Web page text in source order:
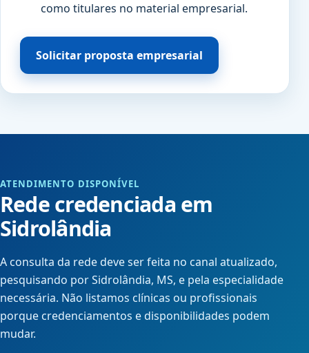
como titulares no material empresarial.
Solicitar proposta empresarial
ATENDIMENTO DISPONÍVEL
Rede credenciada em
Sidrolândia
A consulta da rede deve ser feita no canal atualizado,
pesquisando por Sidrolândia, MS, e pela especialidade
necessária. Não listamos clínicas ou profissionais
porque credenciamentos e disponibilidades podem
mudar.